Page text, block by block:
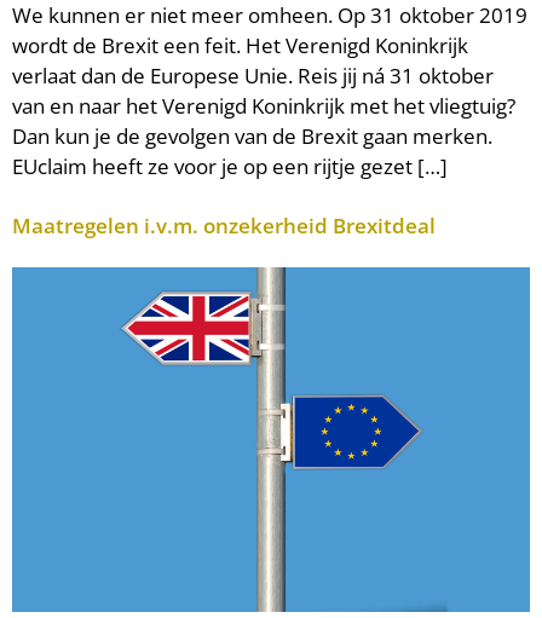
We kunnen er niet meer omheen. Op 31 oktober 2019
wordt de Brexit een feit. Het Verenigd Koninkrijk
verlaat dan de Europese Unie. Reis jij ná 31 oktober
van en naar het Verenigd Koninkrijk met het vliegtuig?
Dan kun je de gevolgen van de Brexit gaan merken.
EUclaim heeft ze voor je op een rijtje gezet […]
Maatregelen i.v.m. onzekerheid Brexitdeal